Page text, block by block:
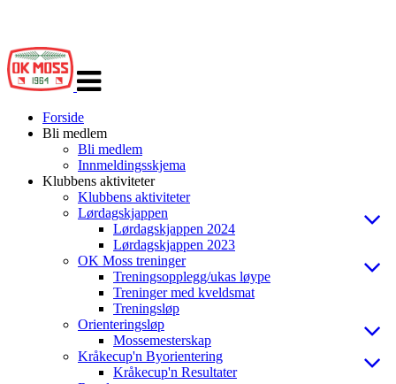
navigasjon
Forside
Bli medlem
Bli medlem
Innmeldingsskjema
Klubbens aktiviteter
Klubbens aktiviteter
Lørdagskjappen
Lørdagskjappen 2024
Lørdagskjappen 2023
OK Moss treninger
Treningsopplegg/ukas løype
Treninger med kveldsmat
Treningsløp
Orienteringsløp
Mossemesterskap
Kråkecup'n Byorientering
Kråkecup'n Resultater